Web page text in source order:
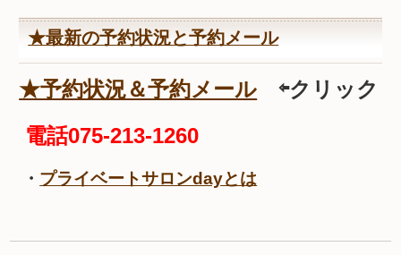
★最新の予約状況と予約メール
★予約状況＆予約メール ⇦クリック
電話075-213-1260
・ プライベートサロンdayとは